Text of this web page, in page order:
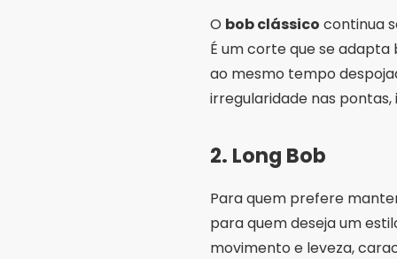
O bob clássico continua
É um corte que se
ao mesmo tempo
irregularidade nas
2. Long Bob
Para quem prefere
para quem deseja um
movimento e leveza,